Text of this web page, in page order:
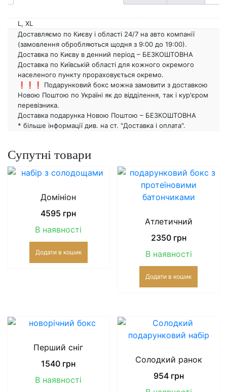
L, XL
Доставляємо по Києву і області 24/7 на авто компанії
(замовлення обробляються щодня з 9:00 до 19:00).
Доставка по Києву в денний період – БЕЗКОШТОВНА
Доставка по Київській області для кожного окремого
населеного пункту прораховується окремо.
❗️❗️❗️ Подарунковий бокс можна замовити з доставкою
Новою Поштою по Україні як до відділення, так і кур'єром
перевізника.
Доставка подарунка Новою Поштою – БЕЗКОШТОВНА
* більше інформації див. на ст. "Доставка і оплата".
Супутні товари
Домініон
4595 грн
В наявності
Додати в кошик
Атлетичний
2350грн
В наявності
Додати в кошик
Перший сніг
1540 грн
В наявності
Солодкий ранок
954грн